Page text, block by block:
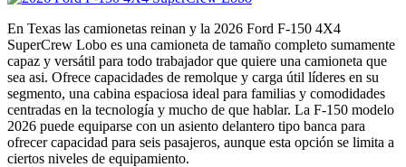
En Texas las camionetas reinan y la 2026 Ford F-150 4X4
SuperCrew Lobo es una camioneta de tamaño completo sumamente
capaz y versátil para todo trabajador que quiere una camioneta que
sea asi. Ofrece capacidades de remolque y carga útil líderes en su
segmento, una cabina espaciosa ideal para familias y comodidades
centradas en la tecnología y mucho de que hablar. La F-150 modelo
2026 puede equiparse con un asiento delantero tipo banca para
ofrecer capacidad para seis pasajeros, aunque esta opción se limita a
ciertos niveles de equipamiento.